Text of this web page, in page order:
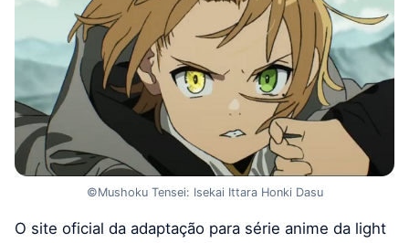
©Mushoku Tensei: Isekai Ittara Honki Dasu
O site oficial da adaptação para série anime da light